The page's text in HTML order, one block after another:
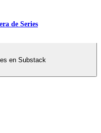
de Series
en Substack